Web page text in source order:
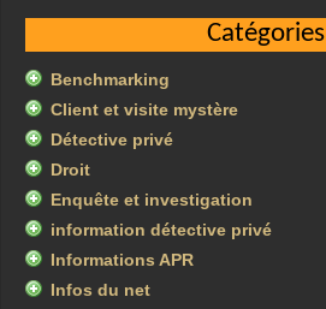
Catégories
Benchmarking
Client et visite mystère
Détective privé
Droit
Enquête et investigation
information détective privé
Informations APR
Infos du net